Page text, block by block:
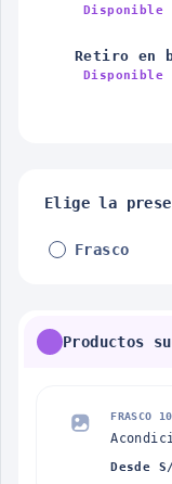
Disponible
Retiro en
Disponible
Elige la
Frasco
Productos
FRASCO
Desde